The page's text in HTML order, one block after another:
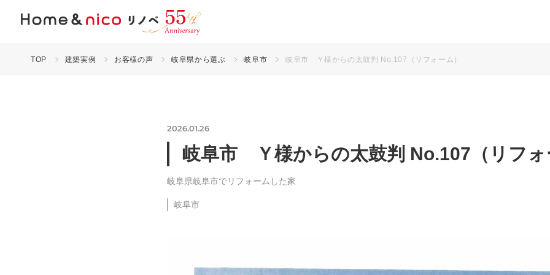
TOP 建築実例 お客様の声 岐阜県から選ぶ 岐阜市 岐阜市 Ｙ様からの太鼓判 No.107（リフォーム）
2026.01.26
岐阜市 Ｙ様からの太鼓判 No.107（リフォ
岐阜県岐阜市でリフォームした家
岐阜市